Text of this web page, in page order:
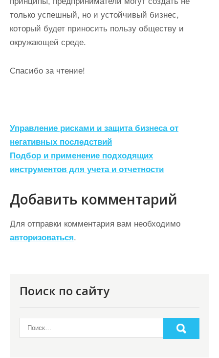
только успешный, но и устойчивый бизнес,
который будет приносить пользу обществу и
окружающей среде.
Спасибо за чтение!
Н
а
в
и
г
а
ц
и
Управление рисками и защита бизнеса от
негативных последствий
Подбор и применение подходящих
инструментов для учета и отчетности
Добавить комментарий
Для отправки комментария вам необходимо
авторизоваться.
Поиск по сайту